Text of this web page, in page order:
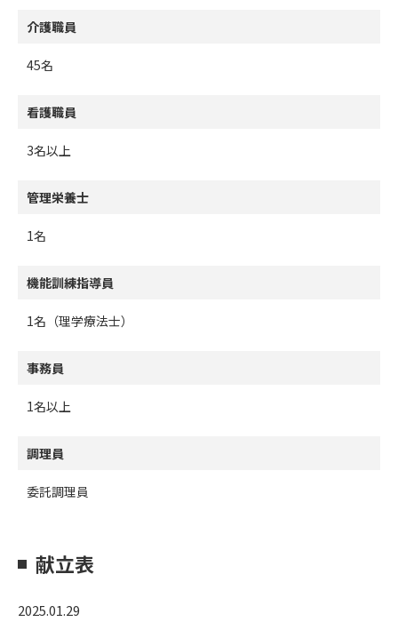
介護職員
45名
看護職員
3名以上
管理栄養士
1名
機能訓練指導員
1名（理学療法士）
事務員
1名以上
調理員
委託調理員
献立表
2025.01.29